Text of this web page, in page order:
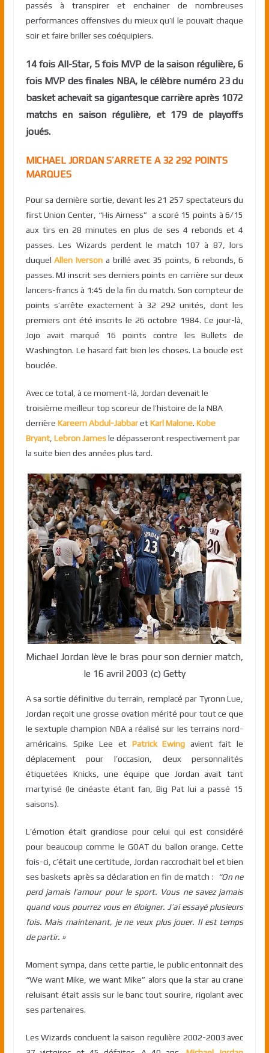
passés à transpirer et enchainer de nombreuses
performances offensives du mieux qu’il le pouvait chaque
soir et faire briller ses coéquipiers.
14 fois All-Star, 5 fois MVP de la saison régulière, 6
fois MVP des finales NBA, le célèbre numéro 23 du
basketachevaitsa gigantesque carrière après 1072
matchs en saison régulière, et 179 de playoffs
joués.
MICHAEL JORDAN S’ARRETE A 32 292 POINTS
MARQUES
Pour sa dernière sortie, devant les 21 257 spectateurs du
first Union Center, “His Airness” a scoré 15 points à 6/15
aux tirs en 28 minutes en plus de ses 4 rebonds et 4
passes. Les Wizards perdent le match 107 à 87, lors
duquelAllen Iverson a brillé avec 35 points, 6 rebonds, 6
passes. MJ inscrit ses derniers points en carrière sur deux
lancers-francs à 1:45 de la fin du match. Son compteur de
points s’arrête exactement à 32 292 unités, dont les
premiers ont été inscrits le 26 octobre 1984. Ce jour-là,
Jojo avait marqué 16 points contre les Bullets de
Washington. Le hasard fait bien les choses. La boucle est
bouclée.
Avec ce total, à ce moment-là, Jordan devenait le
troisième meilleur top scoreur de l’histoire de la NBA
derrière Kareem Abdul-JabbaretKarl Malone. Kobe
Bryant, Lebron Jamesle dépasseront respectivement par
la suite bien des années plus tard.
Michael Jordan lève le bras pour son dernier match,
le 16 avril 2003 (c) Getty
A sa sortie définitive du terrain, remplacé par Tyronn Lue,
Jordan reçoit une grosse ovation mérité pour tout ce que
le sextuple champion NBA a réalisé sur les terrains nord-
américains. Spike Lee et Patrick Ewing avient fait le
déplacement pour l’occasion, deux personnalités
étiquetées Knicks, une équipe que Jordan avait tant
martyrisé (le cinéaste étant fan, Big Pat lui a passé 15
saisons).
L’émotion était grandiose pour celui qui est considéré
pour beaucoup comme le GOAT du ballon orange. Cette
fois-ci, c’était une certitude, Jordan raccrochait bel et bien
ses baskets après sa déclaration en fin de match :
“On ne
perd jamais l’amour pour le sport. Vous ne savez jamais
quand vous pourrez vous en éloigner. J’ai essayé plusieurs
fois. Mais maintenant, je ne veux plus jouer. Il est temps
de partir. »
Moment sympa, dans cette partie, le public entonnait des
“We want Mike, we want Mike” alors que la star au crane
reluisant était assis sur le banc tout sourire, rigolant avec
ses partenaires.
Les Wizards concluent la saison regulière 2002-2003 avec